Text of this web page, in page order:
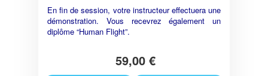
En fin de session, votre instructeur effectuera une
démonstration. Vous recevrez également un
diplôme “Human Flight”.
59,00 €